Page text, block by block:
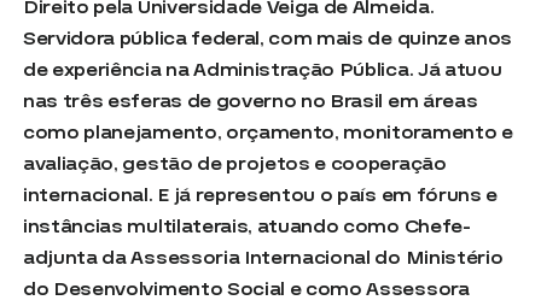
Direito pela Universidade Veiga de Almeida.
Servidora pública federal, com mais de quinze anos
de experiência na Administração Pública. Já atuou
nas três esferas de governo no Brasil em áreas
como planejamento, orçamento, monitoramento e
avaliação, gestão de projetos e cooperação
internacional. E já representou o país em fóruns e
instâncias multilaterais, atuando como Chefe-
adjunta da Assessoria Internacional do Ministério
do Desenvolvimento Social e como Assessora